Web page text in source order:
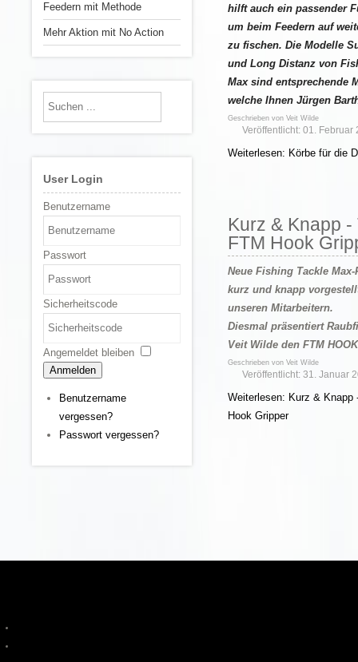
Feedern mit Methode
Mehr Aktion mit No Action
User Login
Benutzername
Passwort
Sicherheitscode
Angemeldet bleiben
Anmelden
Benutzername
vergessen?
Passwort vergessen?
hilft auch ein passender
um beim Feedern auf
zu fischen. Die Modelle
und Long Distanz von
Max sind entsprechende
welche Ihnen Jürgen
Geschrieben von Veit Wilde
Veröffentlicht: 01. Februar
Weiterlesen: Körbe für die
Kurz & Knapp -
FTM Hook
Neue Fishing Tackle
kurz und knapp
unseren Mitarbeitern.
Diesmal präsentiert
Veit Wilde den FTM
Geschrieben von Veit Wilde
Veröffentlicht: 31. Januar
Weiterlesen: Kurz & Knapp
Hook Gripper